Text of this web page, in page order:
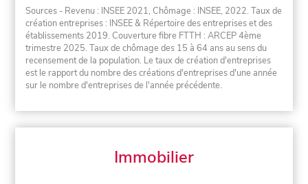
Sources - Revenu : INSEE 2021, Chômage : INSEE, 2022. Taux de
création entreprises : INSEE & Répertoire des entreprises et des
établissements 2019. Couverture fibre FTTH : ARCEP 4ème
trimestre 2025. Taux de chômage des 15 à 64 ans au sens du
recensement de la population. Le taux de création d'entreprises
est le rapport du nombre des créations d'entreprises d'une année
sur le nombre d'entreprises de l'année précédente.
Immobilier